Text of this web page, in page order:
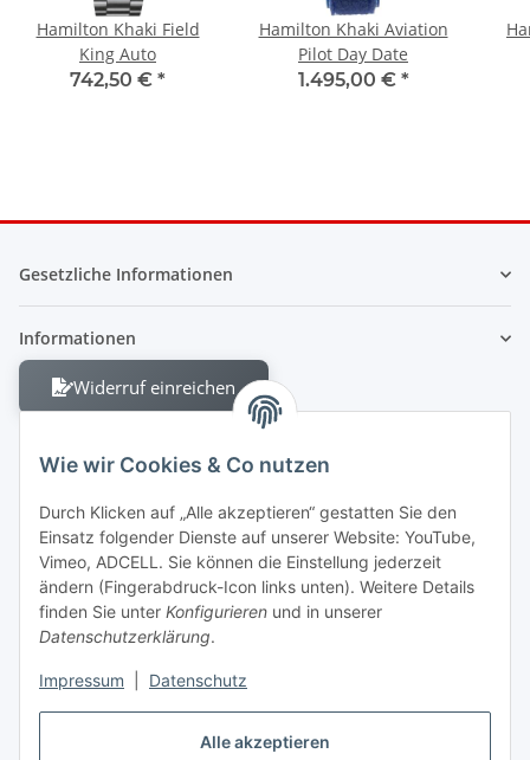
Alle akzeptieren
Wie wir Cookies & Co nutzen
Durch Klicken auf „Alle akzeptieren“ gestatten Sie den
Einsatz folgender Dienste auf unserer Website: YouTube,
Vimeo, ADCELL. Sie können die Einstellung jederzeit
ändern (Fingerabdruck-Icon links unten). Weitere Details
finden Sie unter Konfigurieren und in unserer
Datenschutzerklärung.
Impressum Datenschutz
Hamilton Khaki Field
King Auto
742,50 € *
Hamilton Khaki Aviation
Pilot Day Date
1.495,00 € *
Gesetzliche Informationen
Informationen
Widerruf einreichen
Berliner Allee 38
13088 Berlin
Shop +49 30 4280 2070
Fax +49 30 4280 2071